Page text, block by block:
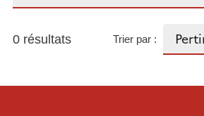
0 résultats Trier par :